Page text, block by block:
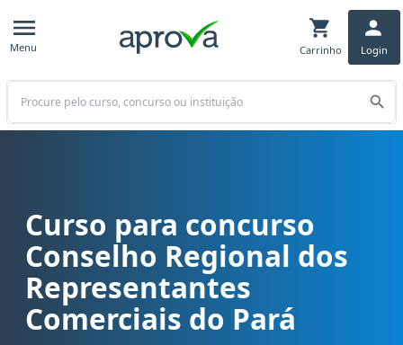
Menu Carrinho Login
Buscar
Curso para concurso CORE PA - Conselho Regional dos
Curso para concurso
Conselho Regional dos
Representantes
Comerciais do Pará